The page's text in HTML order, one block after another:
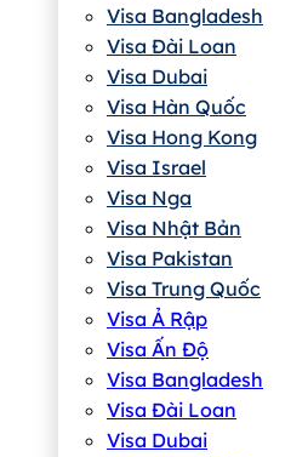
Visa Bangladesh
Visa Đài Loan
Visa Dubai
Visa Hàn Quốc
Visa Hong Kong
Visa Israel
Visa Nga
Visa Nhật Bản
Visa Pakistan
Visa Trung Quốc
Visa Ả Rập
Visa Ấn Độ
Visa Bangladesh
Visa Đài Loan
Visa Dubai